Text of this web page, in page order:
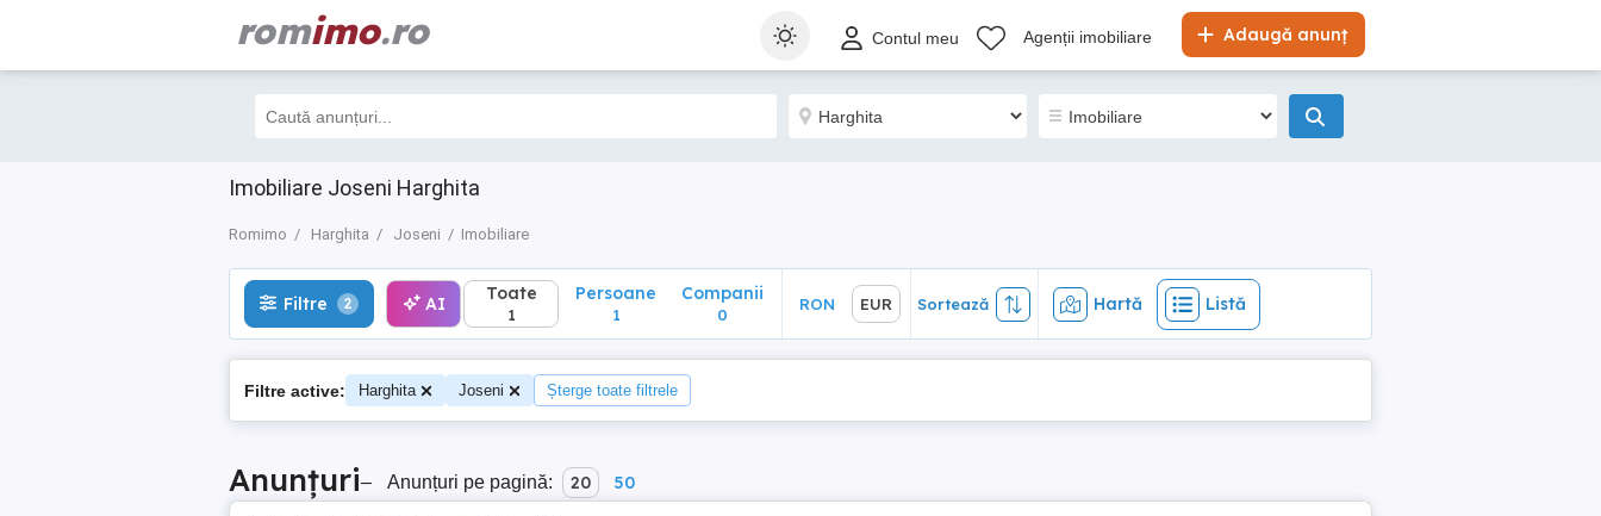
romimo.ro Adaugă anunț
Contul meu Agenții imobiliare
Imobiliare Joseni Harghita
Romimo Harghita Joseni Imobiliare
Filtre 2 AI RON EUR Sortează Hartă Listă
Filtre 2 AI Toate
1
Persoane
1
Companii
0
RON EUR Sortează Hartă Listă
Filtre active: Harghita Joseni Șterge toate filtrele
Anunțuri– Anunțuri pe pagină: 20 50